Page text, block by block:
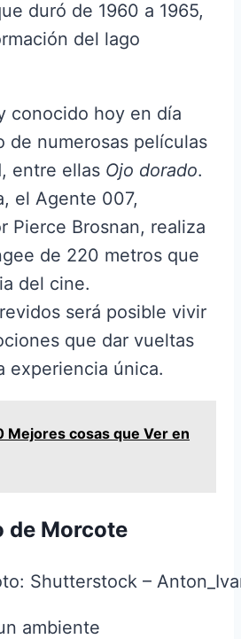
duró de 1960 a 1965,
del lago
conocido hoy en día
de numerosas películas
entre ellas Ojo dorado.
el Agente 007,
Pierce Brosnan, realiza
de 220 metros que
del cine.
será posible vivir
que dar vueltas
experiencia única.
Mejores cosas que Ver en
de Morcote
Shutterstock –
ambiente